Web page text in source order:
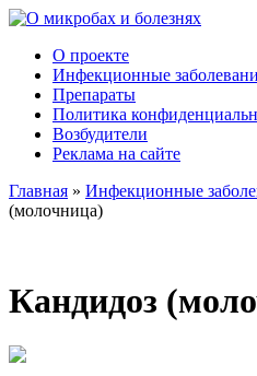
О проекте
Инфекционные
Препараты
Политика
Возбудители
Реклама на сайте
Главная » Инфекционные
(молочница)
Кандидоз